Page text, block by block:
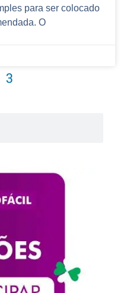
para ser colocado
O
3